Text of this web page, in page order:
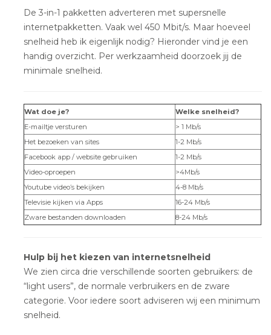
De 3-in-1 pakketten adverteren met supersnelle
internetpakketten. Vaak wel 450 Mbit/s. Maar hoeveel
snelheid heb ik eigenlijk nodig? Hieronder vind je een
handig overzicht. Per werkzaamheid doorzoek jij de
minimale snelheid.
Wat doe je?
Welke snelheid?
E-mailtje versturen
> 1 Mb/s
Het bezoeken van sites
1-2 Mb/s
Facebook app / website gebruiken
1-2 Mb/s
Video-oproepen
>4Mb/s
Youtube video’s bekijken
4-8 Mb/s
Televisie kijken via Apps
16-24 Mb/s
Zware bestanden downloaden
8-24 Mb/s
Hulp bij het kiezen van internetsnelheid
We zien circa drie verschillende soorten gebruikers: de
“light users”, de normale verbruikers en de zware
categorie. Voor iedere soort adviseren wij een minimum
snelheid.